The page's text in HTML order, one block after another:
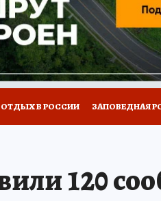
ОТДЫХ В РОССИИ ЗАПОВЕДНАЯ
120